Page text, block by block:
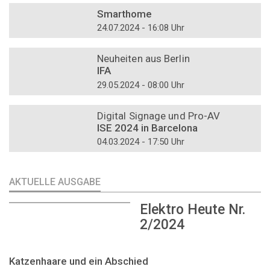
Smarthome
24.07.2024 - 16:08 Uhr
Neuheiten aus Berlin
IFA
29.05.2024 - 08:00 Uhr
Digital Signage und Pro-AV
ISE 2024 in Barcelona
04.03.2024 - 17:50 Uhr
AKTUELLE AUSGABE
Elektro Heute Nr.
2/2024
Katzenhaare und ein Abschied